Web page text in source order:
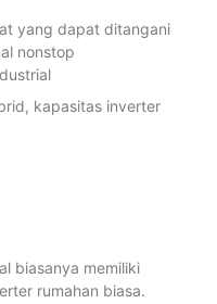
yang dapat ditangani
nonstop
kapasitas inverter
biasanya memiliki
rumahan biasa.